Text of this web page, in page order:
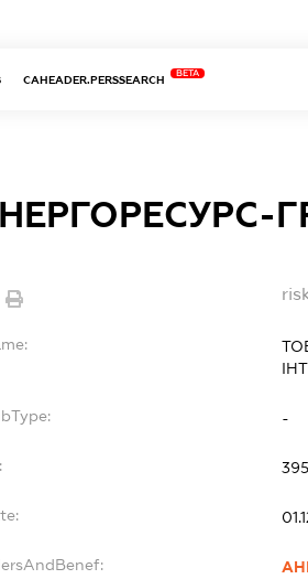
CAHEADER.PERSSEARCH
BETA
-